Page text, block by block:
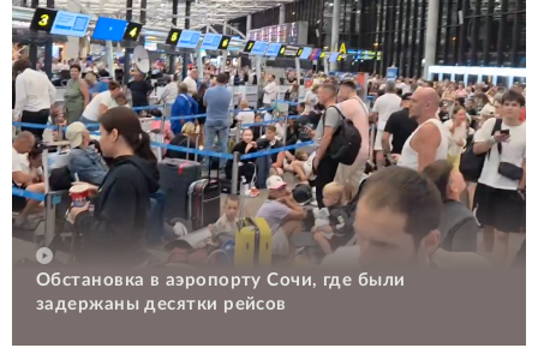
Обстановка в аэропорту Сочи, где были
задержаны десятки рейсов